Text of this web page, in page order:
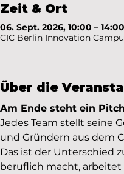
Zeit & Ort
06. Sept. 2026, 10:00 – 14:00
CIC Berlin Innovation
Über die
Am Ende steht ein
Jedes Team stellt seine
und Gründern aus dem
Das ist der Unterschied
beruflich macht, arbeitet